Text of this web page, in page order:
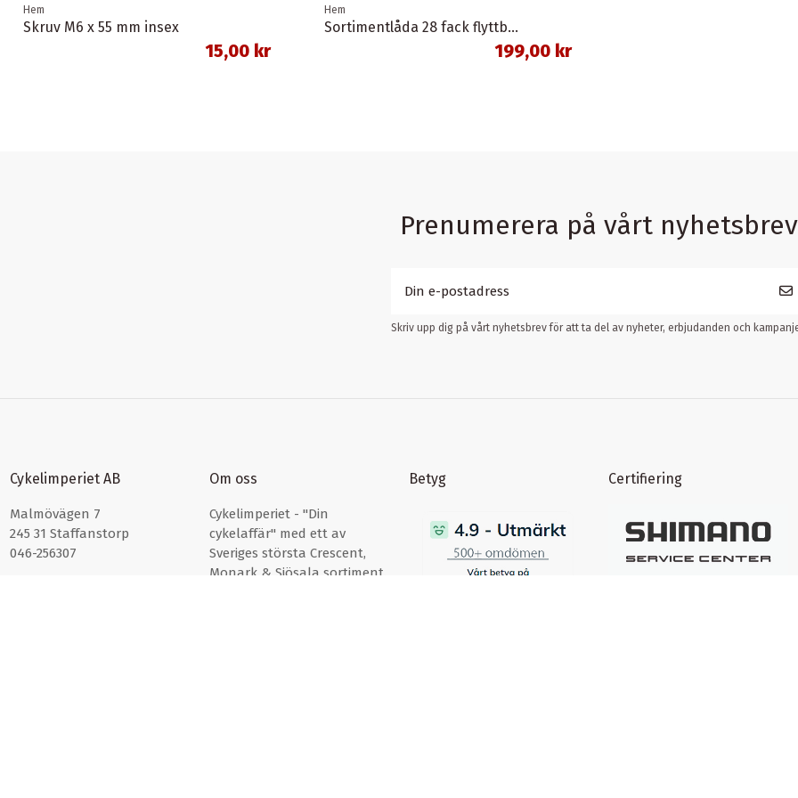
Hem
Skruv M6 x 55 mm insex
15,00 kr
Hem
Sortimentlåda 28 fack flyttbara mellanväggar
199,00 kr
Prenumerera på vårt nyhetsbrev
Skriv upp dig på vårt nyhetsbrev för att ta del av nyheter, erbjudanden och
Cykelimperiet AB
Malmövägen 7
245 31 Staffanstorp
046-256307
Om oss
Cykelimperiet - "Din
cykelaffär" med ett av
Sveriges största Crescent,
Monark & Sjösala sortiment.
Betyg Certifiering